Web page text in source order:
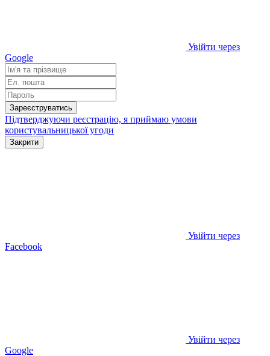
Увійти через
Google
Зареєструватись
Підтверджуючи реєстрацію, я приймаю умови
користувальницької угоди
Закрити
Увійти через
Facebook
Увійти через
Google